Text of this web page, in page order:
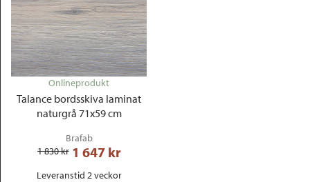
Talance bordsskiva laminat
naturgrå 71x59 cm
Onlineprodukt
Brafab
1 830 kr 1 647 kr
Leveranstid 2 veckor